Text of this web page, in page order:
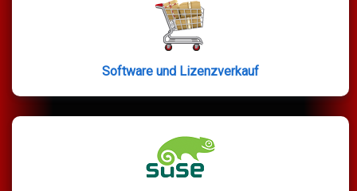
Software und Lizenzverkauf